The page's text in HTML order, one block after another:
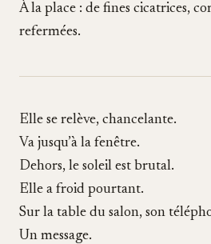
À la place : de fines cicatrices,
refermées.
Elle se relève, chancelante.
Va jusqu’à la fenêtre.
Dehors, le soleil est brutal.
Elle a froid pourtant.
Sur la table du salon, son
Un message.